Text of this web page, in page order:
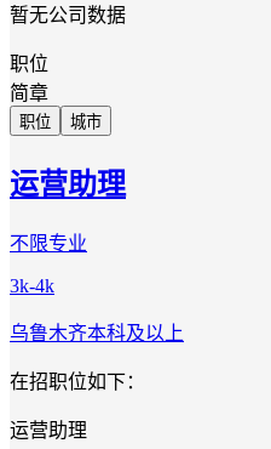
暂无公司数据
职位
简章
职位 城市
运营助理
不限专业
3k-4k
乌鲁木齐本科及以上
在招职位如下：
运营助理